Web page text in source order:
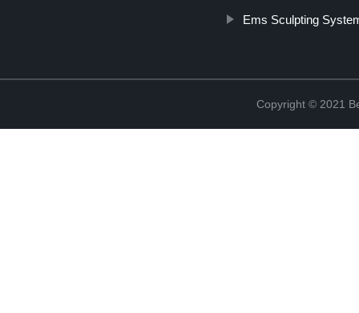
Ems Sculpting
Copyright © 2021